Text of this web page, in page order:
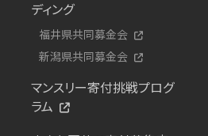
ディング
福井県共同募金会
新潟県共同募金会
マンスリー寄付挑戦プログ
ラム